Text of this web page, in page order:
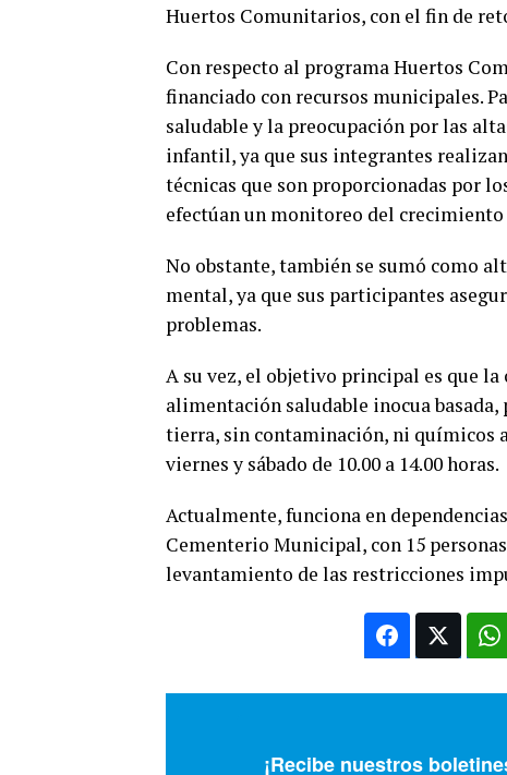
Huertos Comunitarios, con el fin de
Con respecto al programa Huertos
financiado con recursos municipales.
saludable y la preocupación por las
infantil, ya que sus integrantes
técnicas que son proporcionadas por
efectúan un monitoreo del crecimiento
No obstante, también se sumó como
mental, ya que sus participantes
problemas.
A su vez, el objetivo principal es que
alimentación saludable inocua
tierra, sin contaminación, ni químicos
viernes y sábado de 10.00 a 14.00 horas.
Actualmente, funciona en
Cementerio Municipal, con 15
levantamiento de las restricciones